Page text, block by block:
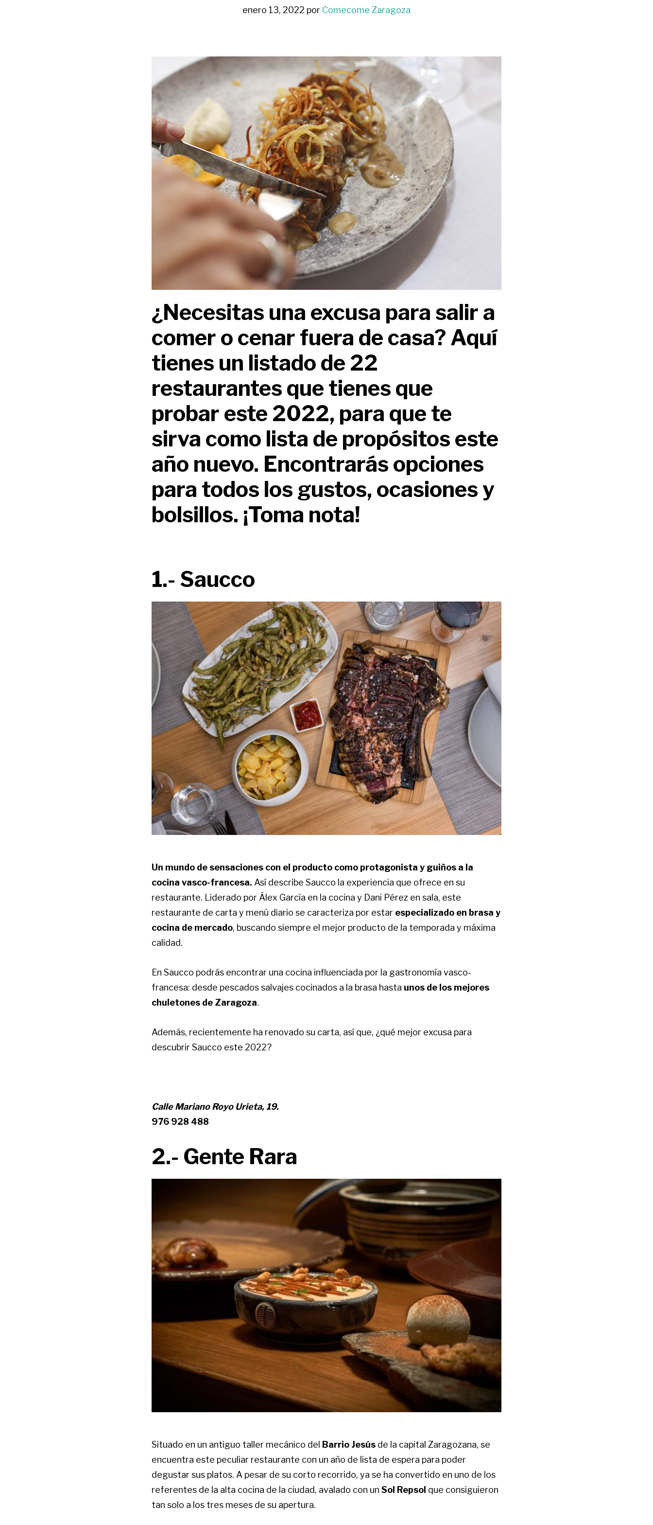
enero 13, 2022 por Comecome Zaragoza
¿Necesitas una excusa para salir a
comer o cenar fuera de casa? Aquí
tienes un listado de 22
restaurantes que tienes que
probar este 2022, para que te
sirva como lista de propósitos este
año nuevo. Encontrarás opciones
para todos los gustos, ocasiones y
bolsillos. ¡Toma nota!
1.- Saucco
Un mundo de sensaciones con el producto como protagonista y guiños a la
cocina vasco-francesa. Así describe Saucco la experiencia que ofrece en su
restaurante. Liderado por Álex García en la cocina y Dani Pérez en sala, este
restaurante de carta y menú diario se caracteriza por estar especializado en brasa y
cocina de mercado, buscando siempre el mejor producto de la temporada y máxima
calidad.
En Saucco podrás encontrar una cocina influenciada por la gastronomía vasco-
francesa: desde pescados salvajes cocinados a la brasa hasta unos de los mejores
chuletones de Zaragoza.
Además, recientemente ha renovado su carta, así que, ¿qué mejor excusa para
descubrir Saucco este 2022?
Calle Mariano Royo Urieta, 19.
976 928 488
2.- Gente Rara
Situado en un antiguo taller mecánico del Barrio Jesús de la capital Zaragozana, se
encuentra este peculiar restaurante con un año de lista de espera para poder
degustar sus platos. A pesar de su corto recorrido, ya se ha convertido en uno de los
referentes de la alta cocina de la ciudad, avalado con un Sol Repsol que consiguieron
tan solo a los tres meses de su apertura.